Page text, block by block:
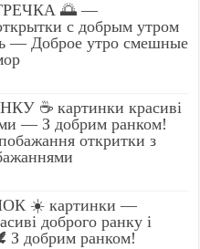
🌅 —
с добрым утром
— Доброе утро смешные
☕ картинки красиві
— З добрим ранком!
откритки з
☀️ картинки —
доброго ранку і
З добрим ранком!